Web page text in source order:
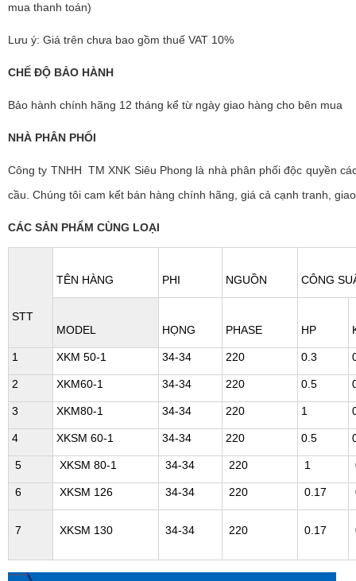
mua thanh toán)
Lưu ý: Giá trên chưa bao gồm thuế VAT 10%
CHẾ ĐỘ BẢO HÀNH
Bảo hành chính hãng 12 tháng kể từ ngày giao hàng cho bên mua
NHÀ PHÂN PHỐI
Công ty TNHH TM XNK Siêu Phong là nhà phân phối độc quyền
cầu. Chúng tôi cam kết bán hàng chính hãng, giá cả cạnh tranh,
CÁC SẢN PHẨM CÙNG LOẠI
STT
TÊN HÀNG PHI NGUỒN CÔNG
MODEL HỌNG PHASE HP
1 XKM 50-1 34-34 220 0.3
2 XKM60-1 34-34 220 0.5
3 XKM80-1 34-34 220 1
4 XKSM 60-1 34-34 220 0.5
5 XKSM 80-1 34-34 220 1
6 XKSM 126 34-34 220 0.17
7 XKSM 130 34-34 220 0.17